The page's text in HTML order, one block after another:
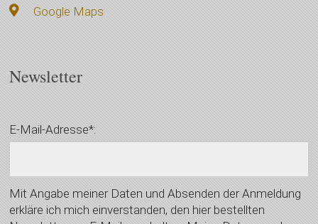
Google Maps
Newsletter
E-Mail-Adresse*:
Mit Angabe meiner Daten und Absenden der Anmeldung
erkläre ich mich einverstanden, den hier bestellten